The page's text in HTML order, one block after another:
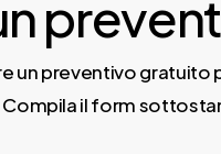
un preventivo gratuito
il form